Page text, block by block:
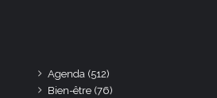
Agenda (512)
Bien-être (76)